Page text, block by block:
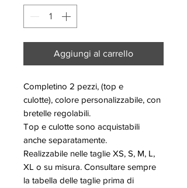
Aggiungi al carrello
Completino 2 pezzi, (top e
culotte), colore personalizzabile, con
bretelle regolabili.
Top e culotte sono acquistabili
anche separatamente.
Realizzabile nelle taglie XS, S, M, L,
XL o su misura. Consultare sempre
la tabella delle taglie prima di